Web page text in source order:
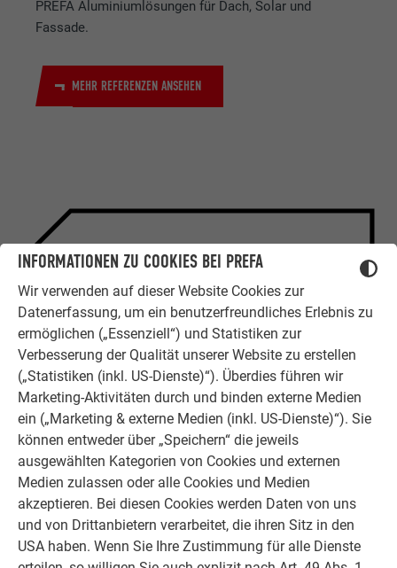
INFORMATIONEN ZU COOKIES BEI PREFA
Wir verwenden auf dieser Website Cookies zur
Datenerfassung, um ein benutzerfreundliches Erlebnis zu
ermöglichen („Essenziell“) und Statistiken zur
Verbesserung der Qualität unserer Website zu erstellen
(„Statistiken (inkl. US-Dienste)“). Überdies führen wir
Marketing-Aktivitäten durch und binden externe Medien
ein („Marketing & externe Medien (inkl. US-Dienste)“). Sie
können entweder über „Speichern“ die jeweils
ausgewählten Kategorien von Cookies und externen
Medien zulassen oder alle Cookies und Medien
akzeptieren. Bei diesen Cookies werden Daten von uns
und von Drittanbietern verarbeitet, die ihren Sitz in den
USA haben. Wenn Sie Ihre Zustimmung für alle Dienste
PREFA Aluminiumlösungen für Dach, Solar und
Fassade.
MEHR REFERENZEN ANSEHEN
ZUFRIEDENE KUNDEN
Ob Bauherr, Sanierer, Verarbeiter oder
Architekt - die Zufriedenheit all
unserer Kunden liegt uns am Herzen.
Deshalb versuchen wir als PREFA in
allen Phasen Ihres Projektes als
starker Begleiter zur Seite zu stehen.
Überzeugen Sie sich selbst!
WEITERLESEN